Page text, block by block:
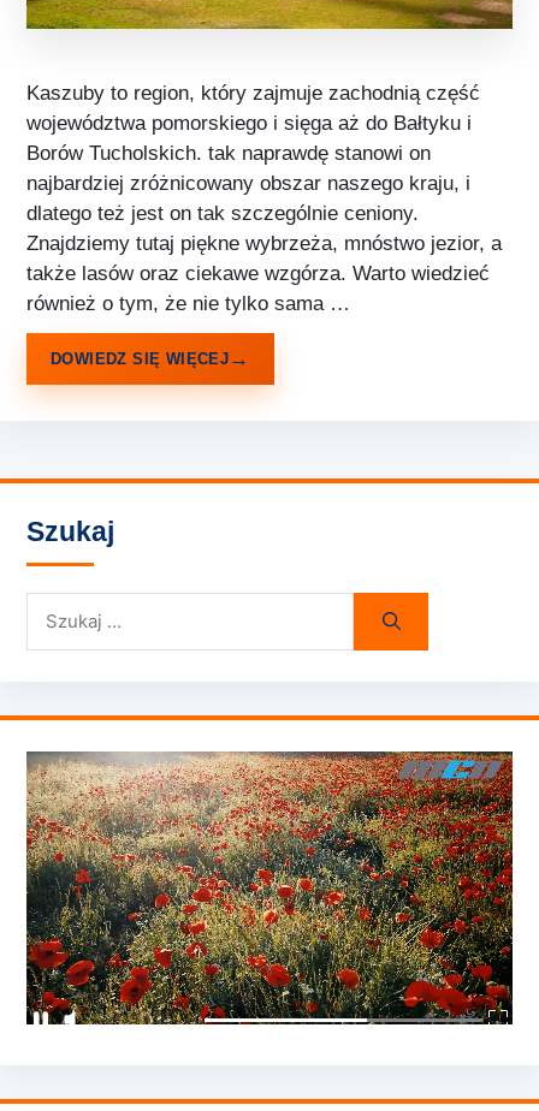
Kaszuby to region, który zajmuje zachodnią część
województwa pomorskiego i sięga aż do Bałtyku i
Borów Tucholskich. tak naprawdę stanowi on
najbardziej zróżnicowany obszar naszego kraju, i
dlatego też jest on tak szczególnie ceniony.
Znajdziemy tutaj piękne wybrzeża, mnóstwo jezior, a
także lasów oraz ciekawe wzgórza. Warto wiedzieć
również o tym, że nie tylko sama …
DOWIEDZ SIĘ WIĘCEJ
Szukaj